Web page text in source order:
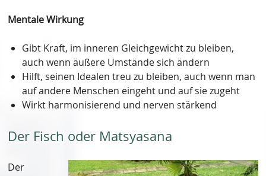
Mentale Wirkung
Gibt Kraft, im inneren Gleichgewicht zu bleiben,
auch wenn äußere Umstände sich ändern
Hilft, seinen Idealen treu zu bleiben, auch wenn man
auf andere Menschen eingeht und auf sie zugeht
Wirkt harmonisierend und nerven stärkend
Der Fisch oder Matsyasana
Der